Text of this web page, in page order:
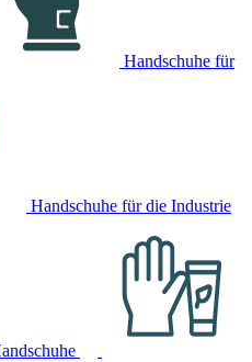
Handschuhe für
Handschuhe für die Industrie